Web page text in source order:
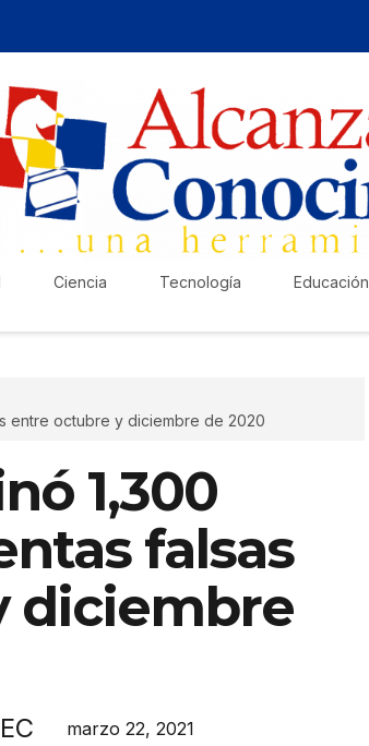
Ciencia Tecnología Educación
entre octubre y diciembre de 2020
1,300
falsas
diciembre
marzo 22, 2021